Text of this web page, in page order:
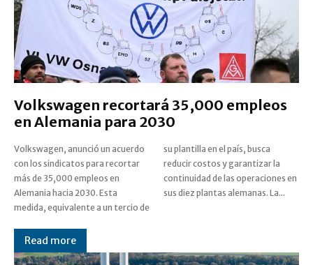
Volkswagen recortará 35,000 empleos
en Alemania para 2030
Volkswagen, anunció un acuerdo
con los sindicatos para recortar
más de 35,000 empleos en
Alemania hacia 2030. Esta
medida, equivalente a un tercio de
su plantilla en el país, busca
reducir costos y garantizar la
continuidad de las operaciones en
sus diez plantas alemanas. La...
Read more